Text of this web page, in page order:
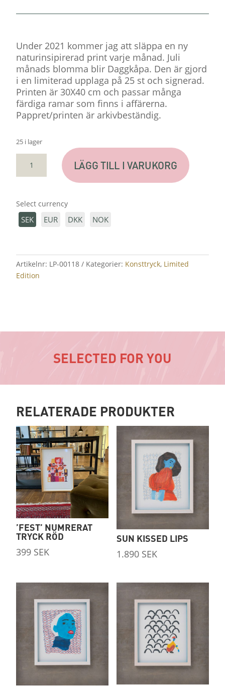
Under 2021 kommer jag att släppa en ny
naturinsipirerad print varje månad. Juli
månads blomma blir Daggkåpa. Den är gjord
i en limiterad upplaga på 25 st och signerad.
Printen är 30X40 cm och passar många
färdiga ramar som finns i affärerna.
Pappret/printen är arkivbeständig.
25 i lager
"DAGGKÅPA"
LÄGG TILL I VARUKORG
Select currency
SEK EUR DKK NOK
Artikelnr: LP-00118 Kategorier: Konsttryck, Limited
Edition
SELECTED FOR YOU
RELATERADE PRODUKTER
’FEST’ NUMRERAT
TRYCK RÖD
399 SEK
SUN KISSED LIPS
1.890 SEK